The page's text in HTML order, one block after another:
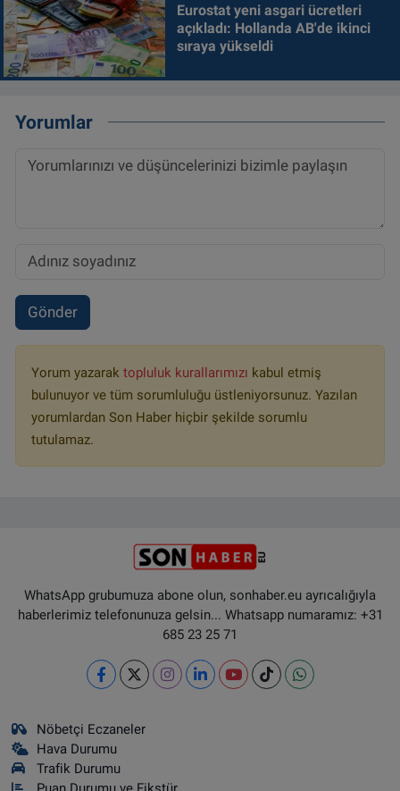
Eurostat yeni asgari ücretleri
açıkladı: Hollanda AB'de ikinci
sıraya yükseldi
Yorumlar
Gönder
Yorum yazarak topluluk kurallarımızı kabul etmiş
bulunuyor ve tüm sorumluluğu üstleniyorsunuz. Yazılan
yorumlardan Son Haber hiçbir şekilde sorumlu
tutulamaz.
WhatsApp grubumuza abone olun, sonhaber.eu ayrıcalığıyla
haberlerimiz telefonunuza gelsin... Whatsapp numaramız: +31
685 23 25 71
Nöbetçi Eczaneler
Hava Durumu
Trafik Durumu